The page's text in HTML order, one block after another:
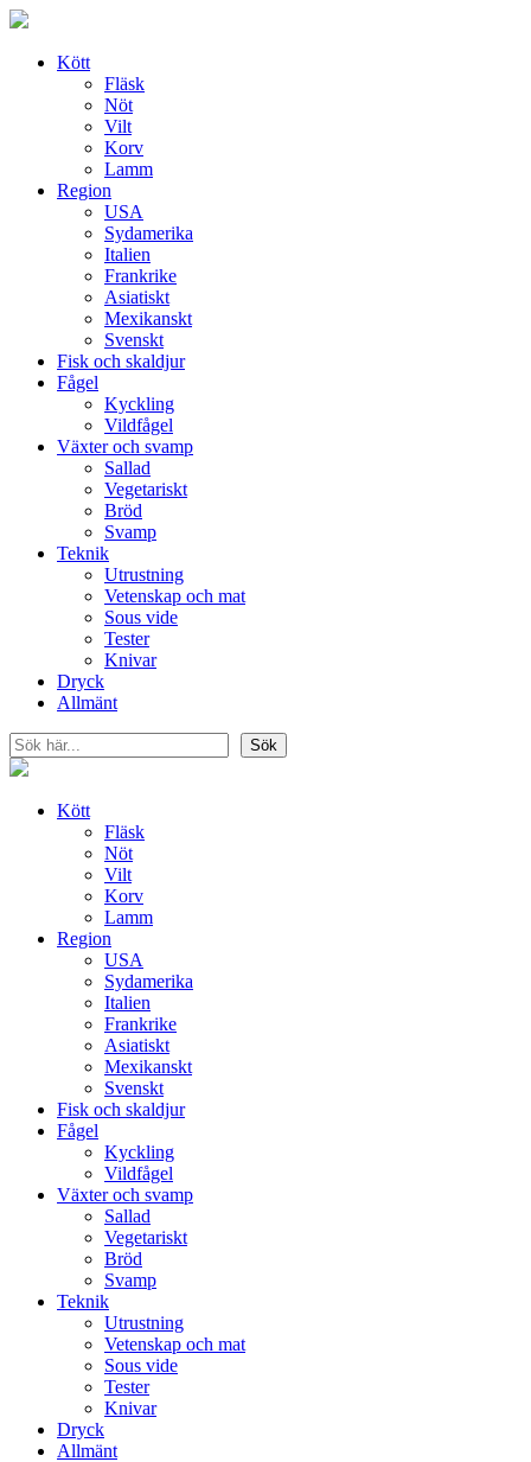
Skip
contentKött
Fläsk
Nöt
Vilt
Korv
Lamm
Region
USA
Sydamerika
Italien
Frankrike
Asiatiskt
Mexikanskt
Svenskt
Fisk och skaldjur
Fågel
Kyckling
Vildfågel
Växter och svamp
Sallad
Vegetariskt
Bröd
Svamp
Teknik
Utrustning
Vetenskap och mat
Sous vide
Tester
Knivar
Dryck
Allmänt
Sök
Sök
Kött
Fläsk
Nöt
Vilt
Korv
Lamm
Region
USA
Sydamerika
Italien
Frankrike
Asiatiskt
Mexikanskt
Svenskt
Fisk och skaldjur
Fågel
Kyckling
Vildfågel
Växter och svamp
Sallad
Vegetariskt
Bröd
Svamp
Teknik
Utrustning
Vetenskap och mat
Sous vide
Tester
Knivar
Dryck
Allmänt